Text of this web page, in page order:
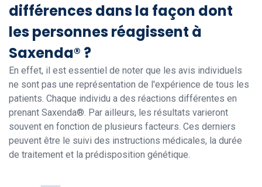
différences dans la façon dont
les personnes réagissent à
Saxenda® ?
En effet, il est essentiel de noter que les avis individuels
ne sont pas une représentation de l'expérience de tous les
patients. Chaque individu a des réactions différentes en
prenant Saxenda®. Par ailleurs, les résultats varieront
souvent en fonction de plusieurs facteurs. Ces derniers
peuvent être le suivi des instructions médicales, la durée
de traitement et la prédisposition génétique.